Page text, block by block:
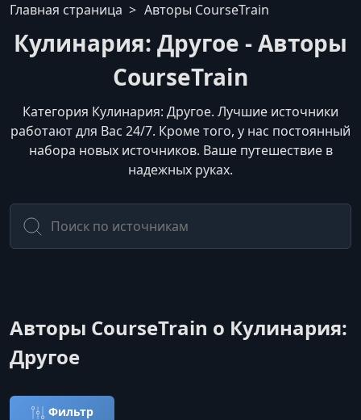
Главная страница Авторы CourseTrain
Кулинария: Другое - Авторы
CourseTrain
Категория Кулинария: Другое. Лучшие источники
работают для Вас 24/7. Кроме того, у нас постоянный
набора новых источников. Ваше путешествие в
надежных руках.
Авторы CourseTrain о Кулинария:
Другое
Фильтр